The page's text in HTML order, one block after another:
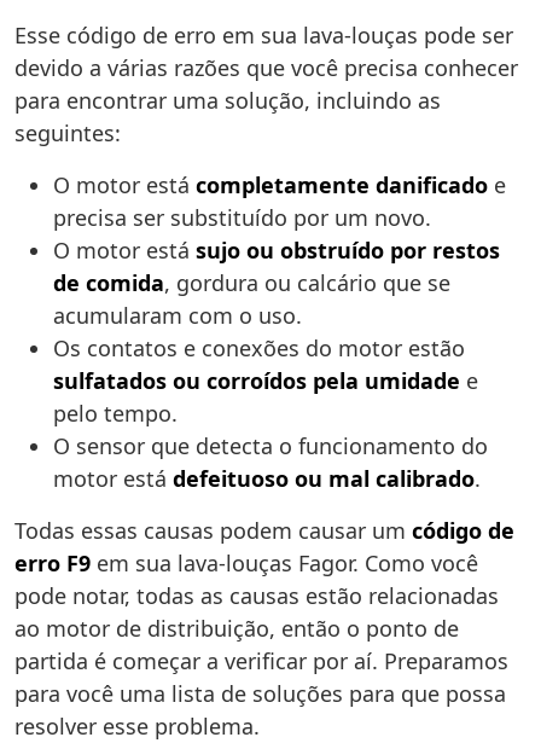
Esse código de erro em sua lava-louças pode ser
devido a várias razões que você precisa conhecer
para encontrar uma solução, incluindo as
seguintes:
O motor está completamente danificado e
precisa ser substituído por um novo.
O motor está sujo ou obstruído por restos
de comida, gordura ou calcário que se
acumularam com o uso.
Os contatos e conexões do motor estão
sulfatados ou corroídos pela umidade e
pelo tempo.
O sensor que detecta o funcionamento do
motor está defeituoso ou mal calibrado.
Todas essas causas podem causar um código de
erro F9 em sua lava-louças Fagor. Como você
pode notar, todas as causas estão relacionadas
ao motor de distribuição, então o ponto de
partida é começar a verificar por aí. Preparamos
para você uma lista de soluções para que possa
resolver esse problema.